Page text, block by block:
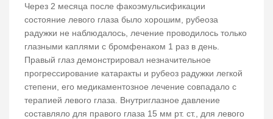
Через 2 месяца после факоэмульсификации
состояние левого глаза было хорошим, рубеоза
радужки не наблюдалось, лечение проводилось только
глазными каплями с бромфенаком 1 раз в день.
Правый глаз демонстрировал незначительное
прогрессирование катаракты и рубеоз радужки легкой
степени, его медикаментозное лечение совпадало с
терапией левого глаза. Внутриглазное давление
составляло для правого глаза 15 мм рт. ст., для левого